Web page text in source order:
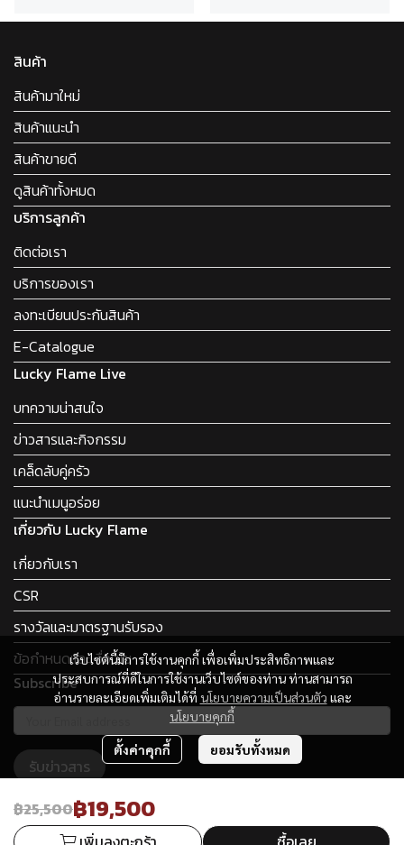
฿25,500฿19,500
เว็บไซต์นี้มีการใช้งานคุกกี้ เพื่อเพิ่มประสิทธิภาพและ
ประสบการณ์ที่ดีในการใช้งานเว็บไซต์ของท่าน ท่านสามารถ
อ่านรายละเอียดเพิ่มเติมได้ที่ นโยบายความเป็นส่วนตัว และ
นโยบายคุกกี้
ตั้งค่าคุกกี้ ยอมรับทั้งหมด
สินค้า
สินค้ามาใหม่
สินค้าแนะนำ
สินค้าขายดี
ดูสินค้าทั้งหมด
บริการลูกค้า
ติดต่อเรา
บริการของเรา
ลงทะเบียนประกันสินค้า
E-Catalogue
Lucky Flame Live
บทความน่าสนใจ
ข่าวสารและกิจกรรม
เคล็ดลับคู่ครัว
แนะนำเมนูอร่อย
เกี่ยวกับ Lucky Flame
เกี่ยวกับเรา
CSR
รางวัลและมาตรฐานรับรอง
ข้อกำหนดและเงื่อนไข
Subscribe
รับข่าวสาร